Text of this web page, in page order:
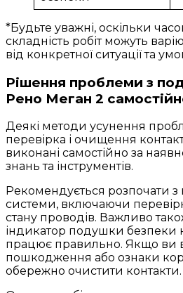
*Будьте уважні, оскільки
складність робіт можуть
від конкретної ситуації та
Рішення проблеми з
Рено Меган 2
Деякі методи усунення
перевірка і очищення
виконані самостійно за
знань та інструментів.
Рекомендується розпочати з
системи, включаючи
стану проводів. Важливо
індикатор подушки безпеки
працює правильно. Якщо ви
пошкодження або ознаки
обережно очистити контакти.